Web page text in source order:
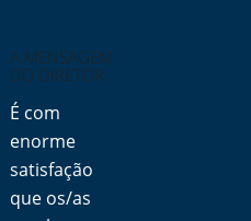
A MENSAGEM
DO DIRETOR
É com
enorme
satisfação
que os/as